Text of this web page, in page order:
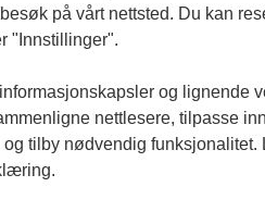
på vårt nettsted. Du kan
"Innstillinger".
og lignende
nettlesere, tilpasse
tilby nødvendig funksjonalitet.